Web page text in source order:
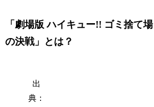
「劇場版 ハイキュー!! ゴミ捨て場
の決戦」とは？
出
典：